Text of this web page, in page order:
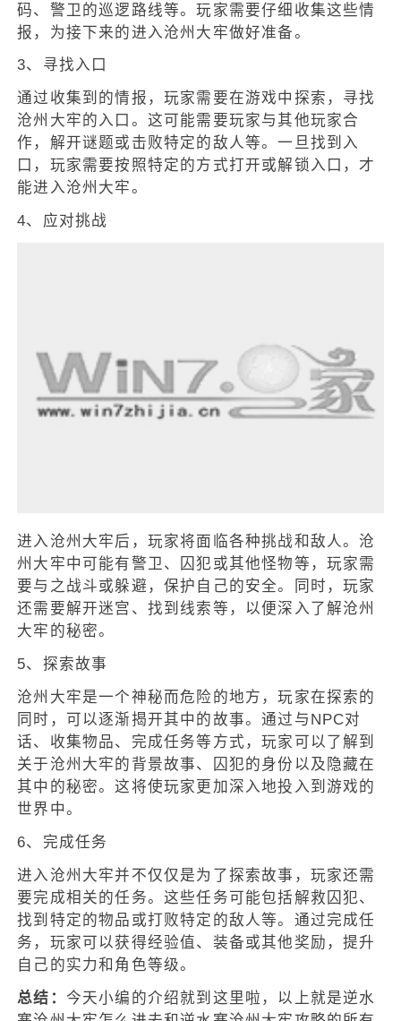
码、警卫的巡逻路线等。玩家需要仔细收集这些情
报，为接下来的进入沧州大牢做好准备。
3、寻找入口
通过收集到的情报，玩家需要在游戏中探索，寻找
沧州大牢的入口。这可能需要玩家与其他玩家合
作，解开谜题或击败特定的敌人等。一旦找到入
口，玩家需要按照特定的方式打开或解锁入口，才
能进入沧州大牢。
4、应对挑战
进入沧州大牢后，玩家将面临各种挑战和敌人。沧
州大牢中可能有警卫、囚犯或其他怪物等，玩家需
要与之战斗或躲避，保护自己的安全。同时，玩家
还需要解开迷宫、找到线索等，以便深入了解沧州
大牢的秘密。
5、探索故事
沧州大牢是一个神秘而危险的地方，玩家在探索的
同时，可以逐渐揭开其中的故事。通过与NPC对
话、收集物品、完成任务等方式，玩家可以了解到
关于沧州大牢的背景故事、囚犯的身份以及隐藏在
其中的秘密。这将使玩家更加深入地投入到游戏的
世界中。
6、完成任务
进入沧州大牢并不仅仅是为了探索故事，玩家还需
要完成相关的任务。这些任务可能包括解救囚犯、
找到特定的物品或打败特定的敌人等。通过完成任
务，玩家可以获得经验值、装备或其他奖励，提升
自己的实力和角色等级。
总结： 今天小编的介绍就到这里啦，以上就是逆水